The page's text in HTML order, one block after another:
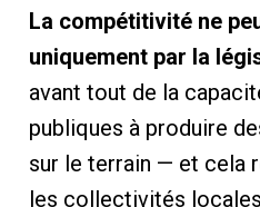
La compétitivité ne
uniquement par la
avant tout de la
publiques à produire
sur le terrain — et cela
les collectivités